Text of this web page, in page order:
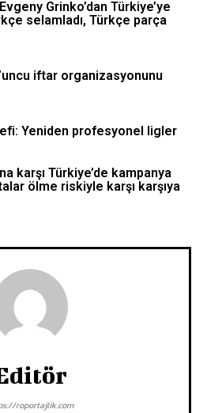
Grinko’dan Türkiye’ye
selamladı, Türkçe parça
iftar organizasyonunu
Yeniden profesyonel ligler
karşı Türkiye’de kampanya
ölme riskiyle karşı karşıya
roportajlik.com